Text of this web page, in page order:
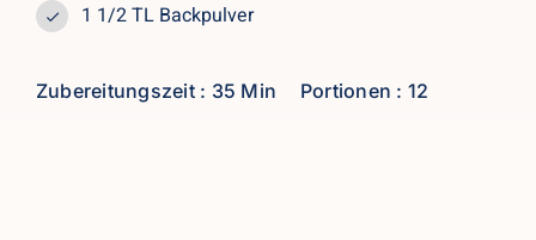
1 1/2 TL Backpulver
Zubereitungszeit : 35 Min Portionen : 12